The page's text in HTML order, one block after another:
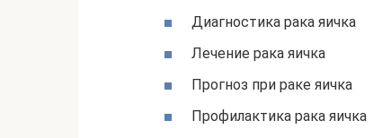
Диагностика рака яичка
Лечение рака яичка
Прогноз при раке яичка
Профилактика рака яичка